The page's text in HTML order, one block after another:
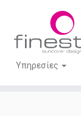
Υπηρεσίες